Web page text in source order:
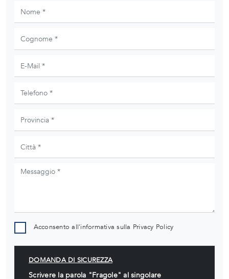
Acconsento all'informativa sulla Privacy Policy
DOMANDA DI SICUREZZA
Scrivere la parola "Fragole" al singolare